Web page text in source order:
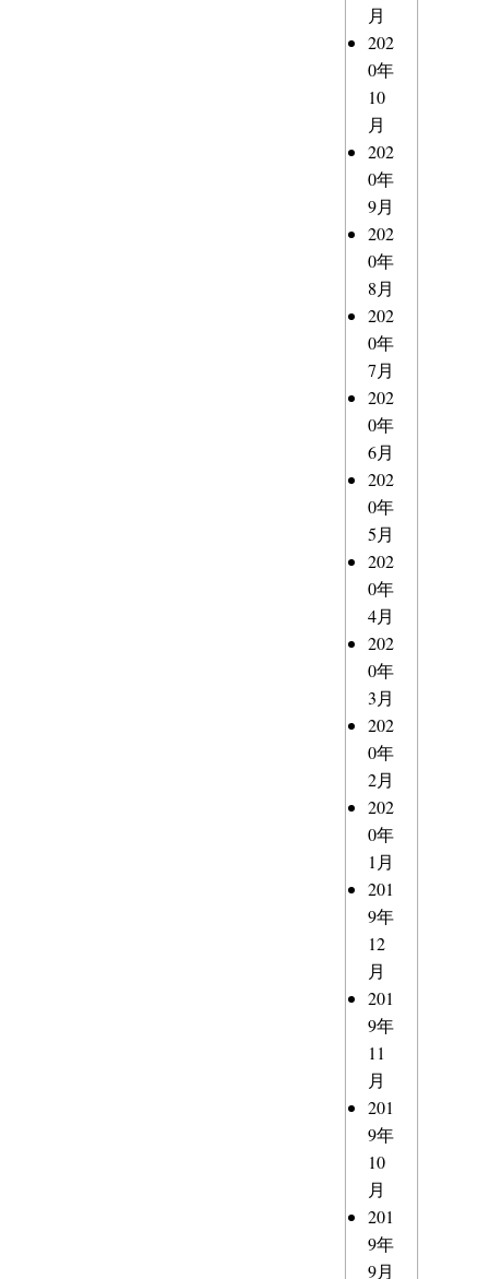
月
202
0年
10
月
202
0年
9月
202
0年
8月
202
0年
7月
202
0年
6月
202
0年
5月
202
0年
4月
202
0年
3月
202
0年
2月
202
0年
1月
201
9年
12
月
201
9年
11
月
201
9年
10
月
201
9年
9月